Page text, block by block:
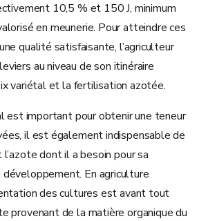
10,5 % et 150 J, minimum
en meunerie. Pour atteindre ces
qualité satisfaisante, l’agriculteur
au niveau de son itinéraire
variétal et la fertilisation azotée.
est important pour obtenir une teneur
il est également indispensable de
dont il a besoin pour sa
développement. En agriculture
des cultures est avant tout
provenant de la matière organique du